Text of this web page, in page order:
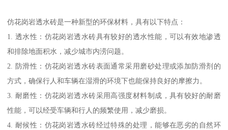
仿花岗岩透水砖是一种新型的环保材料，具有以下特点：
1. 透水性：仿花岗岩透水砖具有较好的透水性能，可以有效地渗透
和排除地面积水，减少城市内涝问题。
2. 防滑性：仿花岗岩透水砖表面通常采用磨砂处理或添加防滑剂的
方式，确保行人和车辆在湿滑的环境下也能保持良好的摩擦力。
3. 耐磨性：仿花岗岩透水砖采用高强度材料制成，具有较好的耐磨
性能，可以经受车辆和行人的频繁使用，减少磨损。
4. 耐候性：仿花岗岩透水砖经过特殊的处理，能够在恶劣的自然环